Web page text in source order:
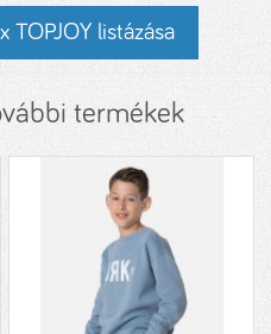
TOPJOY listázása
termékek